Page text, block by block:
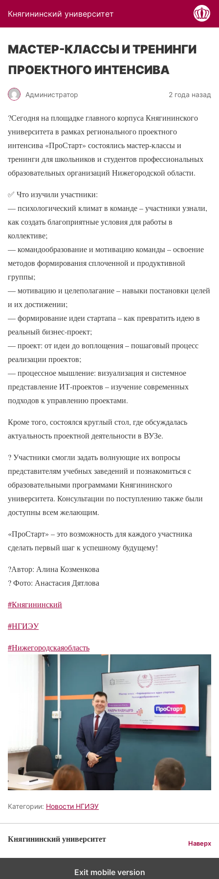
Княгининский университет
МАСТЕР-КЛАССЫ И ТРЕНИНГИ
ПРОЕКТНОГО ИНТЕНСИВА
Администратор 2 года назад
?Сегодня на площадке главного корпуса Княгининского
университета в рамках регионального проектного
интенсива «ПроСтарт» состоялись мастер-классы и
тренинги для школьников и студентов профессиональных
образовательных организаций Нижегородской области.
✅ Что изучили участники:
— психологический климат в команде – участники узнали,
как создать благоприятные условия для работы в
коллективе;
— командообразование и мотивацию команды – освоение
методов формирования сплоченной и продуктивной
группы;
— мотивацию и целеполагание – навыки постановки целей
и их достижении;
— формирование идеи стартапа – как превратить идею в
реальный бизнес-проект;
— проект: от идеи до воплощения – пошаговый процесс
реализации проектов;
— процессное мышление: визуализация и системное
представление ИТ-проектов – изучение современных
подходов к управлению проектами.
Кроме того, состоялся круглый стол, где обсуждалась
актуальность проектной деятельности в ВУЗе.
?Участники смогли задать волнующие их вопросы
представителям учебных заведений и познакомиться с
образовательными программами Княгининского
университета. Консультации по поступлению также были
доступны всем желающим.
«ПроСтарт» – это возможность для каждого участника
сделать первый шаг к успешному будущему!
?️Автор: Алина Козменкова
?Фото: Анастасия Дятлова
#Княгининский
#НГИЭУ
#Нижегородскаяобласть
Категории: Новости НГИЭУ
Княгининский университет Наверх
Exit mobile version